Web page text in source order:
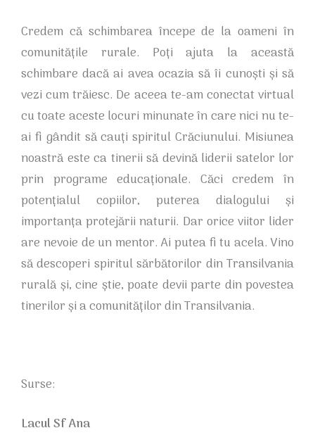
Credem că schimbarea începe de la oameni în
comunitățile rurale. Poți ajuta la această
schimbare dacă ai avea ocazia să îi cunoști și să
vezi cum trăiesc. De aceea te-am conectat virtual
cu toate aceste locuri minunate în care nici nu te-
ai fi gândit să cauți spiritul Crăciunului. Misiunea
noastră este ca tinerii să devină liderii satelor lor
prin programe educaționale. Căci credem în
potențialul copiilor, puterea dialogului și
importanța protejării naturii. Dar orice viitor lider
are nevoie de un mentor. Ai putea fi tu acela. Vino
să descoperi spiritul sărbătorilor din Transilvania
rurală și, cine știe, poate devii parte din povestea
tinerilor și a comunităților din Transilvania.
Surse:
Lacul Sf Ana